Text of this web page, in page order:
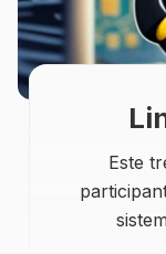
Este